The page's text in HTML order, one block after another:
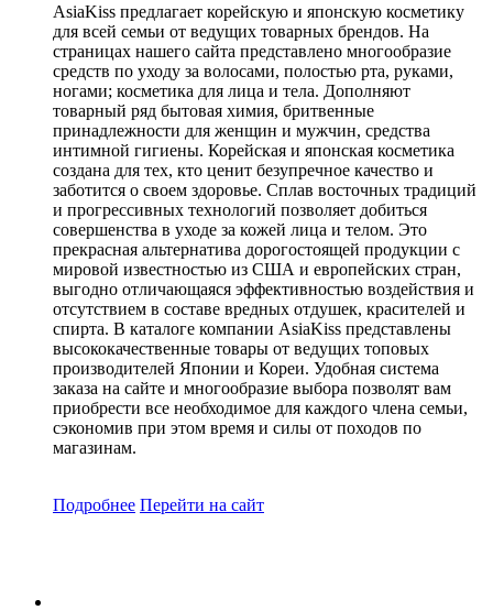
AsiaKiss предлагает корейскую и японскую косметику
для всей семьи от ведущих товарных брендов. На
страницах нашего сайта представлено многообразие
средств по уходу за волосами, полостью рта, руками,
ногами; косметика для лица и тела. Дополняют
товарный ряд бытовая химия, бритвенные
принадлежности для женщин и мужчин, средства
интимной гигиены. Корейская и японская косметика
создана для тех, кто ценит безупречное качество и
заботится о своем здоровье. Сплав восточных традиций
и прогрессивных технологий позволяет добиться
совершенства в уходе за кожей лица и телом. Это
прекрасная альтернатива дорогостоящей продукции с
мировой известностью из США и европейских стран,
выгодно отличающаяся эффективностью воздействия и
отсутствием в составе вредных отдушек, красителей и
спирта. В каталоге компании AsiaKiss представлены
высококачественные товары от ведущих топовых
производителей Японии и Кореи. Удобная система
заказа на сайте и многообразие выбора позволят вам
приобрести все необходимое для каждого члена семьи,
сэкономив при этом время и силы от походов по
магазинам.
Подробнее Перейти на сайт